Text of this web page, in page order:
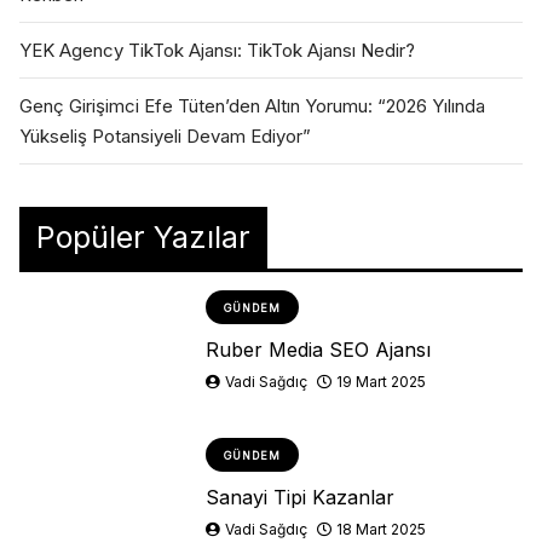
YEK Agency TikTok Ajansı: TikTok Ajansı Nedir?
Genç Girişimci Efe Tüten’den Altın Yorumu: “2026 Yılında
Yükseliş Potansiyeli Devam Ediyor”
Popüler Yazılar
GÜNDEM
Ruber Media SEO Ajansı
Vadi Sağdıç 19 Mart 2025
GÜNDEM
Sanayi Tipi Kazanlar
Vadi Sağdıç 18 Mart 2025